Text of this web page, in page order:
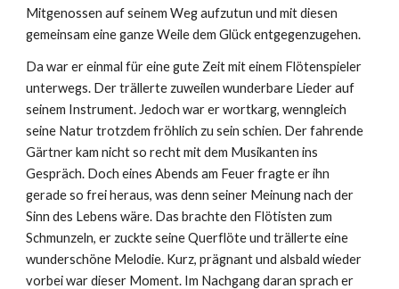
Mitgenossen auf seinem Weg aufzutun und mit diesen
gemeinsam eine ganze Weile dem Glück entgegenzugehen.
Da war er einmal für eine gute Zeit mit einem Flötenspieler
unterwegs. Der trällerte zuweilen wunderbare Lieder auf
seinem Instrument. Jedoch war er wortkarg, wenngleich
seine Natur trotzdem fröhlich zu sein schien. Der fahrende
Gärtner kam nicht so recht mit dem Musikanten ins
Gespräch. Doch eines Abends am Feuer fragte er ihn
gerade so frei heraus, was denn seiner Meinung nach der
Sinn des Lebens wäre. Das brachte den Flötisten zum
Schmunzeln, er zuckte seine Querflöte und trällerte eine
wunderschöne Melodie. Kurz, prägnant und alsbald wieder
vorbei war dieser Moment. Im Nachgang daran sprach er